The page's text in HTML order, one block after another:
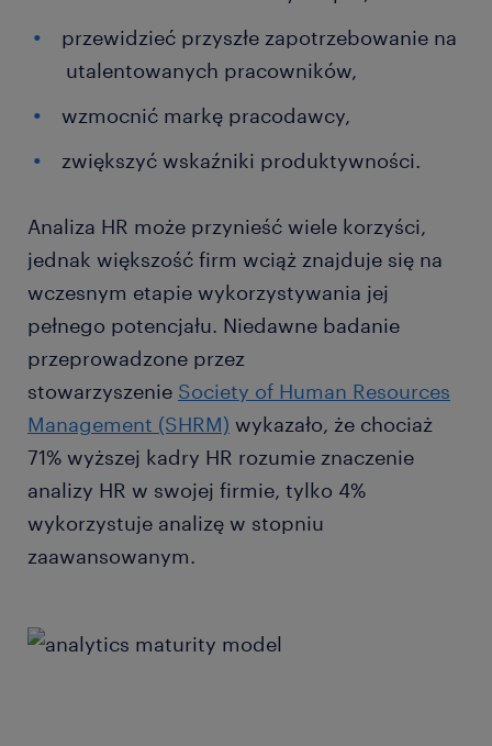
przewidzieć przyszłe zapotrzebowanie na
utalentowanych pracowników,
wzmocnić markę pracodawcy,
zwiększyć wskaźniki produktywności.
Analiza HR może przynieść wiele korzyści,
jednak większość firm wciąż znajduje się na
wczesnym etapie wykorzystywania jej
pełnego potencjału. Niedawne badanie
przeprowadzone przez
stowarzyszenie Society of Human Resources
Management (SHRM) wykazało, że chociaż
71% wyższej kadry HR rozumie znaczenie
analizy HR w swojej firmie, tylko 4%
wykorzystuje analizę w stopniu
zaawansowanym.